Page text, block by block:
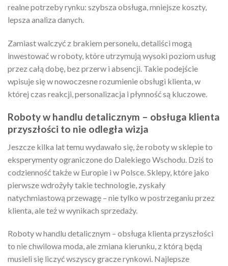
realne potrzeby rynku: szybsza obsługa, mniejsze koszty,
lepsza analiza danych.
Zamiast walczyć z brakiem personelu, detaliści mogą
inwestować w roboty, które utrzymują wysoki poziom usług
przez całą dobę, bez przerw i absencji. Takie podejście
wpisuje się w nowoczesne rozumienie obsługi klienta, w
której czas reakcji, personalizacja i płynność są kluczowe.
Roboty w handlu detalicznym – obsługa klienta
przyszłości to nie odległa wizja
Jeszcze kilka lat temu wydawało się, że roboty w sklepie to
eksperymenty ograniczone do Dalekiego Wschodu. Dziś to
codzienność także w Europie i w Polsce. Sklepy, które jako
pierwsze wdrożyły takie technologie, zyskały
natychmiastową przewagę – nie tylko w postrzeganiu przez
klienta, ale też w wynikach sprzedaży.
Roboty w handlu detalicznym – obsługa klienta przyszłości
to nie chwilowa moda, ale zmiana kierunku, z którą będą
musieli się liczyć wszyscy gracze rynkowi. Najlepsze